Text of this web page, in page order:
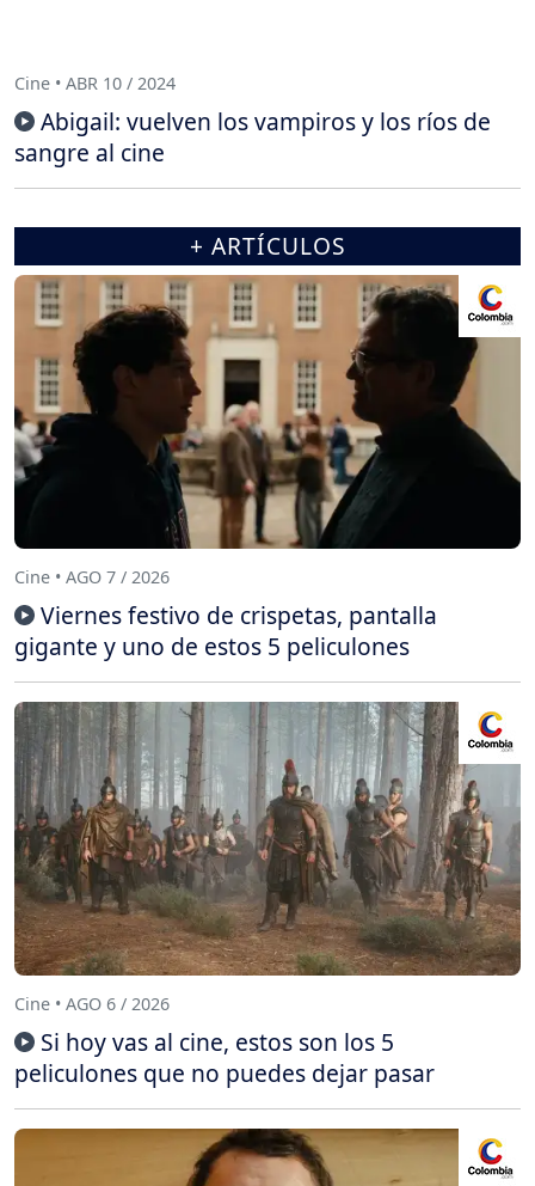
Cine • ABR 10 / 2024
Abigail: vuelven los vampiros y los ríos de
sangre al cine
+ ARTÍCULOS
Cine • AGO 7 / 2026
Viernes festivo de crispetas, pantalla
gigante y uno de estos 5 peliculones
Cine • AGO 6 / 2026
Si hoy vas al cine, estos son los 5
peliculones que no puedes dejar pasar